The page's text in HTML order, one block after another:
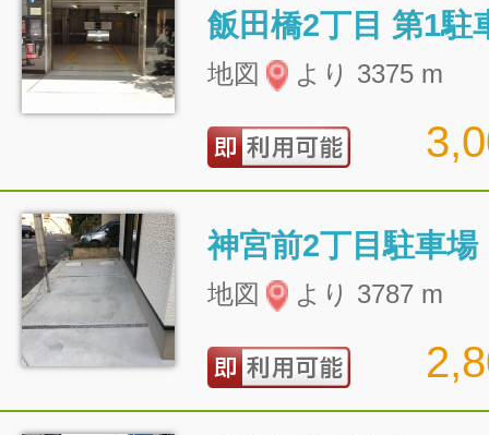
飯田橋2丁目 第1駐
地図 より 3375 m
神宮前2丁目駐車場
地図 より 3787 m